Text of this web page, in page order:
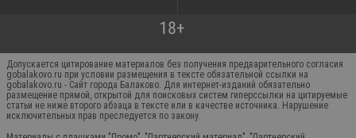
Допускается цитирование материалов без получения предварительного согласия
gobalakovo.ru при условии размещения в тексте обязательной ссылки на
gobalakovo.ru - Сайт города Балаково. Для интернет-изданий обязательно
размещение прямой, открытой для поисковых систем гиперссылки на цитируемые
статьи не ниже второго абзаца в тексте или в качестве источника. Нарушение
исключительных прав преследуется по закону.